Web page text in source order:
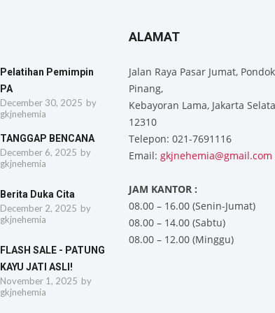
Pelatihan Pemimpin
PA
December 30, 2025 by
gkjnehemia
TANGGAP BENCANA
December 6, 2025 by
gkjnehemia
Berita Duka Cita
December 2, 2025 by
gkjnehemia
FLASH SALE - PATUNG
KAYU JATI ASLI!
November 1, 2025 by
gkjnehemia
ALAMAT
Jalan Raya Pasar Jumat, Pondok
Pinang,
Kebayoran Lama, Jakarta
12310
Telepon: 021-7691116
Email: gkjnehemia@gmail.com
JAM KANTOR :
08.00 – 16.00 (Senin-Jumat)
08.00 – 14.00 (Sabtu)
08.00 – 12.00 (Minggu)